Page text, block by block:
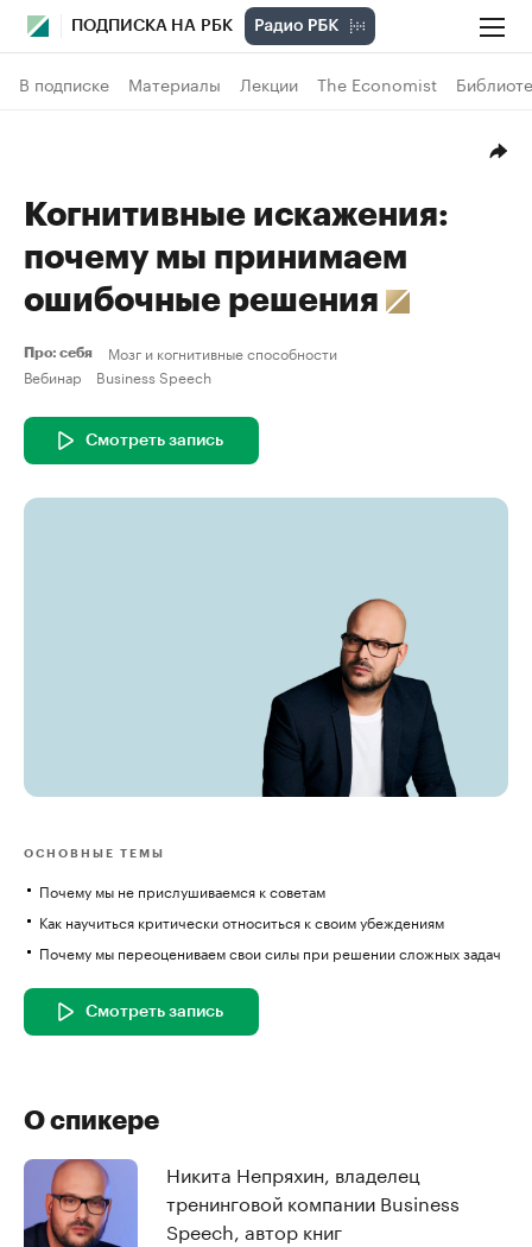
ПОДПИСКА НА РБК
В подписке Материалы Лекции The Economist
Когнитивные искажения:
почему мы принимаем
ошибочные решения
Про: себя
Мозг и когнитивные способности
Вебинар
Business Speech
Смотреть запись
ОСНОВНЫЕ ТЕМЫ
Почему мы не прислушиваемся к советам
Как научиться критически относиться к своим убеждениям
Почему мы переоцениваем свои силы при решении сложных задач
Смотреть запись
О спикере
Никита Непряхин, владелец
тренинговой компании Business
Speech, автор книг